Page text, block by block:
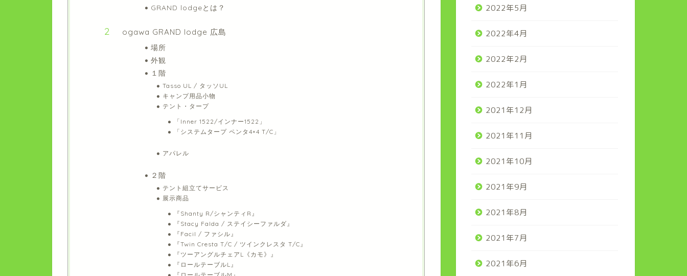
GRAND lodgeとは？
ogawa GRAND lodge 広島
場所
外観
１階
Tasso UL / タッソUL
キャンプ用品小物
テント・タープ
「Inner 1522/インナー1522」
「システムタープ ペンタ4×4 T/C」
アパレル
２階
テント組立てサービス
展示商品
『Shanty R/シャンティR』
『Stacy Falda / ステイシーファルダ』
『Facil / ファシル』
『Twin Cresta T/C / ツインクレスタ T/C』
『ツーアングルチェアL《カモ》』
『ロールテーブルL』
2022年5月
2022年4月
2022年2月
2022年1月
2021年12月
2021年11月
2021年10月
2021年9月
2021年8月
2021年7月
2021年6月